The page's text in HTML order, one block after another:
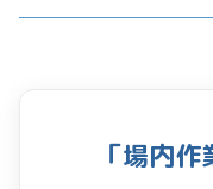
「場内